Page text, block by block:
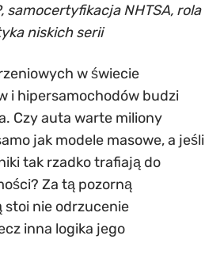
samocertyfikacja NHTSA, rola
niskich serii
w świecie
i hipersamochodów budzi
Czy auta warte miliony
jak modele masowe, a jeśli
tak rzadko trafiają do
Za tą pozorną
nie odrzucenie
inna logika jego